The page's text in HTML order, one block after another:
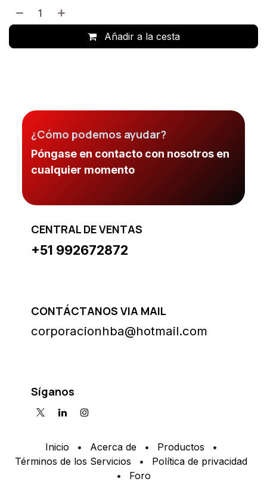
Añadir a la cesta
¿Cómo podemos ayudar?
Póngase en contacto con nosotros en
cualquier momento
CENTRAL DE VENTAS
+51 992672872
CONTÁCTANOS VIA MAIL
corporacionhba@hotmail.com
Síganos
Inicio • Acerca de • Productos
•
Términos de los Servicios
•
Política de privacidad
•
Foro